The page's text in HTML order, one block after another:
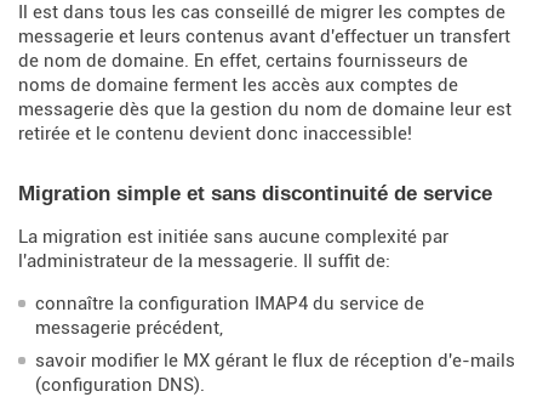
Il est dans tous les cas conseillé de migrer les comptes de
messagerie et leurs contenus avant d'effectuer un transfert
de nom de domaine. En effet, certains fournisseurs de
noms de domaine ferment les accès aux comptes de
messagerie dès que la gestion du nom de domaine leur est
retirée et le contenu devient donc inaccessible!
Migration simple et sans discontinuité de service
La migration est initiée sans aucune complexité par
l'administrateur de la messagerie. Il suffit de:
connaître la configuration IMAP4 du service de
messagerie précédent,
savoir modifier le MX gérant le flux de réception d'e-mails
(configuration DNS).